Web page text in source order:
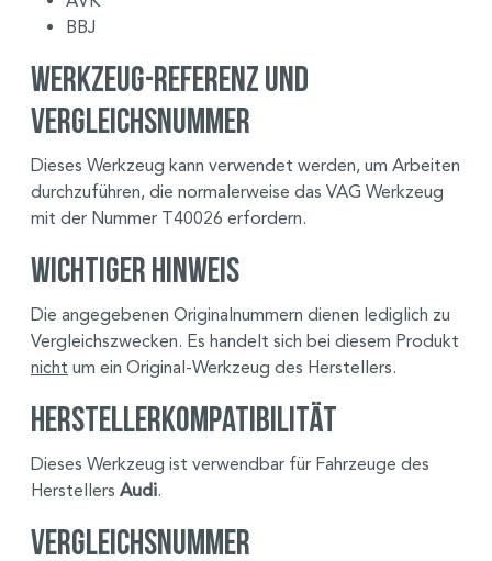
BBJ
Werkzeug-Referenz und
Vergleichsnummer
Dieses Werkzeug kann verwendet werden, um Arbeiten
durchzuführen, die normalerweise das VAG Werkzeug
mit der Nummer T40026 erfordern.
Wichtiger Hinweis
Die angegebenen Originalnummern dienen lediglich zu
Vergleichszwecken. Es handelt sich bei diesem Produkt
nicht um ein Original-Werkzeug des Herstellers.
Herstellerkompatibilität
Dieses Werkzeug ist verwendbar für Fahrzeuge des
Herstellers Audi.
Vergleichsnummer